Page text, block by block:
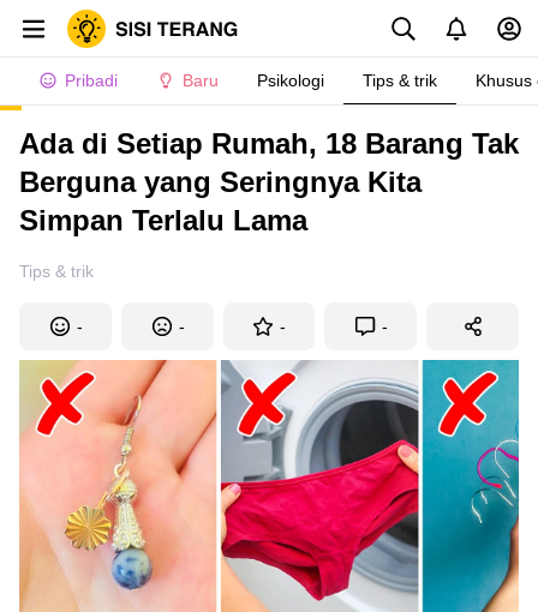
Pribadi Baru Psikologi Tips & trik Khusus
Ada di Setiap Rumah, 18 Barang Tak
Berguna yang Seringnya Kita
Simpan Terlalu Lama
Tips & trik
- - - -